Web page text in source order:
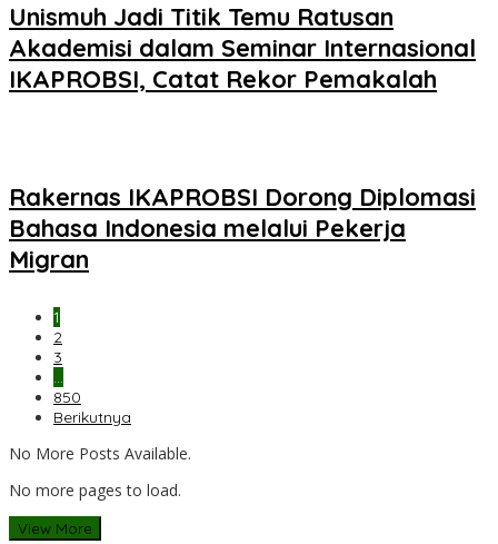
Unismuh Jadi Titik Temu Ratusan
Akademisi dalam Seminar Internasional
IKAPROBSI, Catat Rekor Pemakalah
Rakernas IKAPROBSI Dorong Diplomasi
Bahasa Indonesia melalui Pekerja
Migran
1
2
3
…
850
Berikutnya
No More Posts Available.
No more pages to load.
View More